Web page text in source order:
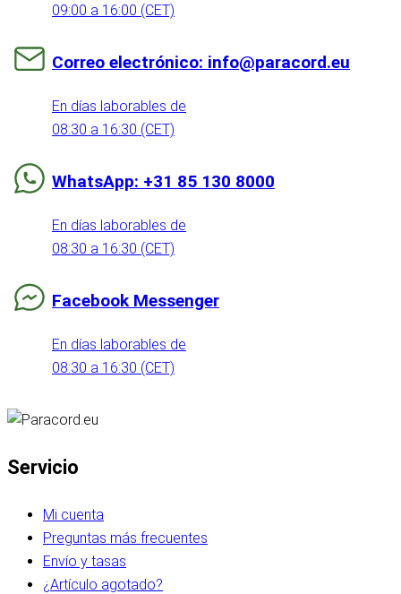
09:00 a 16:00 (CET)
Correo electrónico: info@paracord.eu
En días laborables de
08:30 a 16:30 (CET)
WhatsApp: +31 85 130 8000
En días laborables de
08:30 a 16:30 (CET)
Facebook Messenger
En días laborables de
08:30 a 16:30 (CET)
Servicio
Mi cuenta
Preguntas más frecuentes
Envío y tasas
¿Artículo agotado?